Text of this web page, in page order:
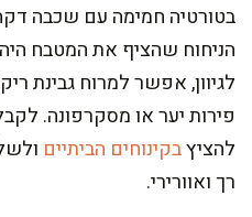
בטורטיה חמימה עם שכבה
הניחוח שהציף את המטבח
לגיוון, אפשר למרוח גבינת
פירות יער או מסקרפונה.
להציץבקינוחים הביתיים
רך ואוורירי.